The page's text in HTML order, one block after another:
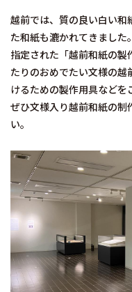
越前では、質の良い白い和
た和紙も漉かれてきまし
指定された「越前和紙の製
たりのおめでたい文様の
けるための製作用具などを
ぜひ文様入り越前和紙の制
い。